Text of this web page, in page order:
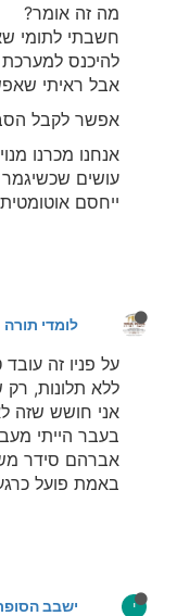
מה זה אומר?
חשבתי לתומי
להיכנס למערכת
אבל ראיתי
אפשר לקבל
אנחנו מכרנו
עושים
ייחסם
לומדי תורה
על פניו זה
ללא תלונות, רק
אני חושש שזה
בעבר הייתי
אברהם סידר
באמת פועל
י ישבב